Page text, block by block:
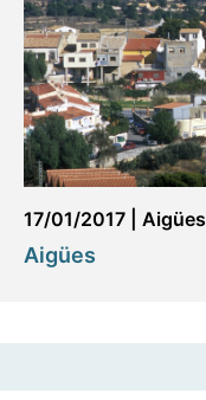
17/01/2017 Aigües
Aigües